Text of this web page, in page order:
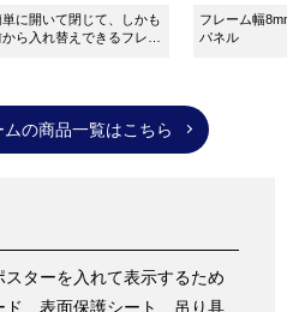
ディスプレイ用イーゼルとし
イテムをお選びください。
単に開いて閉じて、しかも
から入れ替えできるフレー
フレーム幅8mm
パネル
の商品一覧はこちら
スターを入れて表示するため
、表面保護シート、吊り具